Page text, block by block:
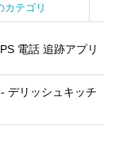
カテゴリ
電話 追跡アプリ
デリッシュキッチ